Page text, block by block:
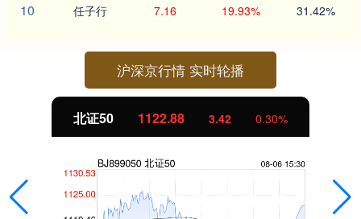
10 任子行 7.16 19.93% 31.42%
沪深京行情 实时轮播
北证50 1122.88 3.42 0.30%